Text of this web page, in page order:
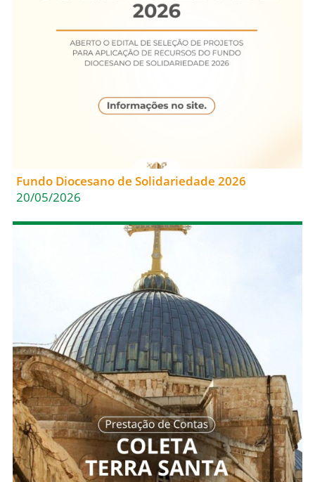
Fundo Diocesano de Solidariedade 2026
20/05/2026